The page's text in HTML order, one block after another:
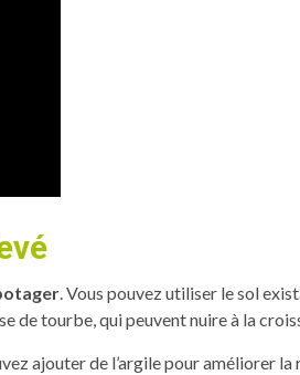
. Vous pouvez utiliser le sol
de tourbe, qui peuvent nuire à la
ajouter de l’argile pour améliorer